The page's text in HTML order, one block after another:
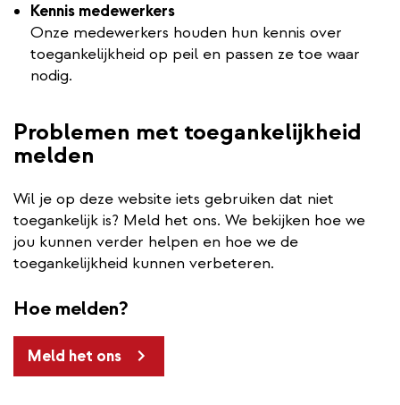
Kennis medewerkers
Onze medewerkers houden hun kennis over
toegankelijkheid op peil en passen ze toe waar
nodig.
Problemen met toegankelijkheid
melden
Wil je op deze website iets gebruiken dat niet
toegankelijk is? Meld het ons. We bekijken hoe we
jou kunnen verder helpen en hoe we de
toegankelijkheid kunnen verbeteren.
Hoe melden?
Meld het ons